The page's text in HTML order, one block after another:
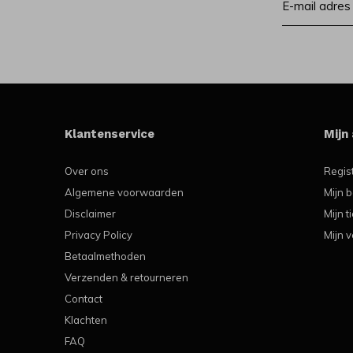
Klantenservice
Over ons
Algemene voorwaarden
Disclaimer
Privacy Policy
Betaalmethoden
Verzenden & retourneren
Contact
Klachten
FAQ
Mijn
Mijn
Mijn
Mijn